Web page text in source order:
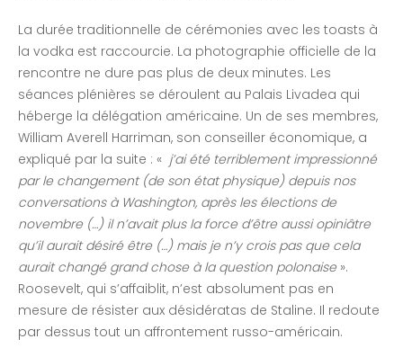
La durée traditionnelle de cérémonies avec les toasts à
la vodka est raccourcie. La photographie officielle de la
rencontre ne dure pas plus de deux minutes. Les
séances plénières se déroulent au Palais Livadea qui
héberge la délégation américaine. Un de ses membres,
William Averell Harriman, son conseiller économique, a
expliqué par la suite : « j’ai été terriblement impressionné
par le changement (de son état physique) depuis nos
conversations à Washington, après les élections de
novembre (…) il n’avait plus la force d’être aussi opiniâtre
qu’il aurait désiré être (…) mais je n’y crois pas que cela
aurait changé grand chose à la question polonaise».
Roosevelt, qui s’affaiblit, n’est absolument pas en
mesure de résister aux désidératas de Staline. Il redoute
par dessus tout un affrontement russo-américain.